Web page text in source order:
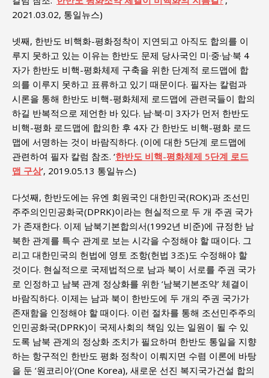
2021.03.02, 통일뉴스)
넷째, 한반도 비핵화-평화정착이 지연되고 아직도 합의를 이
루지 못하고 있는 이유는 한반도 문제 당사국인 미·중·남·북 4
자가 한반도 비핵-평화체제 구축을 위한 단계적 로드맵에 합
의를 이루지 못하고 표류하고 있기 때문이다. 필자는 칼럼과
시론을 통해 한반도 비핵-평화체제 로드맵에 관련국들이 합의
하길 반복적으로 제언한 바 있다. 남·북·미 3자가 먼저 한반도
비핵-평화 로드맵에 합의한 후 4자 간 한반도 비핵-평화 로드
맵에 서명하는 것이 바람직하다. (이에 대한 5단계 로드맵에
관련하여 필자 칼럼 참조. ‘한반도 비핵-평화체제 5단계 로드
맵 구상’, 2019.05.13 통일뉴스)
다섯째, 한반도에는 유엔 회원국인 대한민국(ROK)과 조선민
주주의인민공화국(DPRK)이라는 현실적으로 두 개 주권 국가
가 존재한다. 이제 남북기본합의서(1992년 비준)에 규정한 남
북한 관계를 특수 관계로 보는 시각을 수정해야 할 때이다. 그
리고 대한민국의 헌법에 영토 조항(헌법 3조)도 수정해야 할
것이다. 현실적으로 국제법적으로 남과 북이 서로를 주권 국가
로 인정하고 남북 관계 정상화를 위한 ‘남북기본조약’ 체결이
바람직하다. 이제는 남과 북이 한반도에 두 개의 주권 국가가
존재함을 인정해야 할 때이다. 이런 절차를 통해 조선민주주의
인민공화국(DPRK)이 국제사회의 책임 있는 일원이 될 수 있
도록 남북 관계의 정상화 조치가 필요하며 한반도 통일을 지향
하는 항구적인 한반도 평화 정착이 이뤄지면 수렴 이론에 바탕
을 둔 ‘원코리아’(One Korea), 새로운 선진 복지국가건설 합의